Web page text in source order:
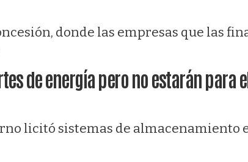
donde las empresas que las
de energía pero no estarán para
licitó sistemas de almacenamiento